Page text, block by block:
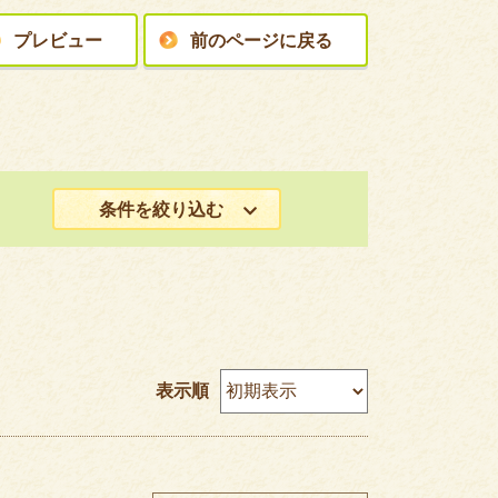
プレビュー 前のページに戻る
条件を絞り込む
表示順